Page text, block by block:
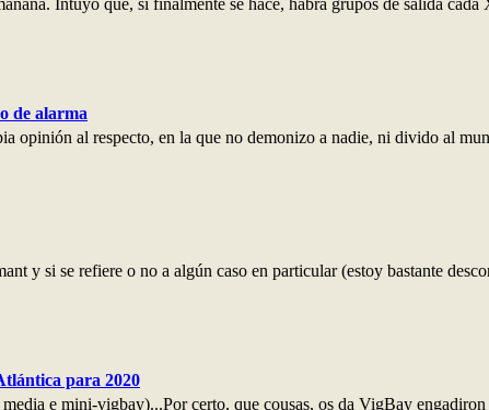
de alarma
opinión al respecto, en la que no demonizo a nadie, ni divido al
y si se refiere o no a algún caso en particular (estoy bastante
para 2020
e mini-vigbay)...Por certo, que cousas, os da VigBay